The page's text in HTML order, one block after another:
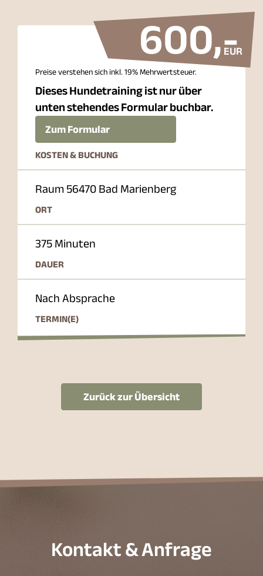
600,-
EUR
KOSTEN & BUCHUNG
Preise verstehen sich inkl. 19% Mehrwertsteuer.
Dieses Hundetraining ist nur über
unten stehendes Formular buchbar.
Zum Formular
ORT
Raum 56470 Bad Marienberg
DAUER
375 Minuten
TERMIN(E)
Nach Absprache
Zurück zur Übersicht
Kontakt & Anfrage